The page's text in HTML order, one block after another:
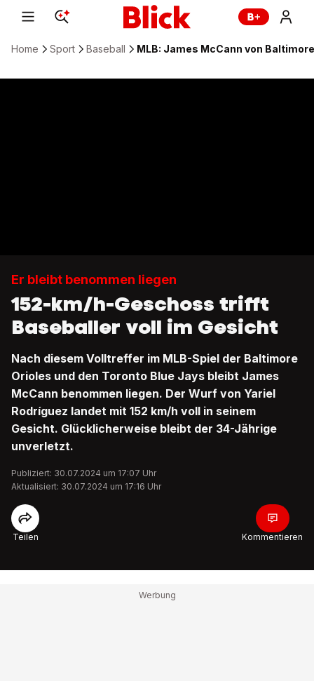
Home Sport Baseball MLB: James McCann von
Er bleibt benommen liegen
152-km/h-Geschoss trifft
Baseballer voll im Gesicht
Nach diesem Volltreffer im MLB-Spiel der Baltimore
Orioles und den Toronto Blue Jays bleibt James
McCann benommen liegen. Der Wurf von Yariel
Rodríguez landet mit 152 km/h voll in seinem
Gesicht. Glücklicherweise bleibt der 34-Jährige
unverletzt.
Publiziert: 30.07.2024 um 17:07 Uhr
Aktualisiert: 30.07.2024 um 17:16 Uhr
Teilen Kommentieren